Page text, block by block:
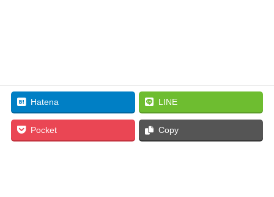
Hatena LINE
Pocket Copy